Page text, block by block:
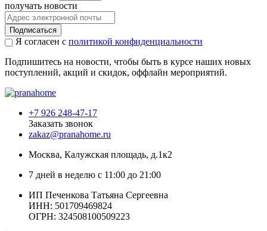
получать новости
Подписаться
Я согласен с политикой конфиденциальности
Подпишитесь на новости, чтобы быть в курсе наших новых
поступлений, акций и скидок, оффлайн мероприятий.
+7 926 248-47-17
Заказать звонок
zakaz@pranahome.ru
Москва, Калужская площадь, д.1к2
7 дней в неделю с 11:00 до 21:00
ИП Печенкова Татьяна Сергеевна
ИНН: 501709469824
ОГРН: 324508100509223